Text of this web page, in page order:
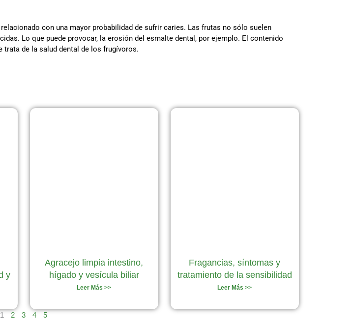
con una mayor probabilidad de sufrir caries. Las frutas no sólo suelen
Lo que puede provocar, la erosión del esmalte dental, por ejemplo. El contenido
trata de la salud dental de los frugívoros.
y
Agracejo limpia intestino,
hígado y vesícula biliar
Leer Más >>
Fragancias, síntomas y
tratamiento de la sensibilidad
Leer Más >>
Página
1
Página
2
Página
3 4 5